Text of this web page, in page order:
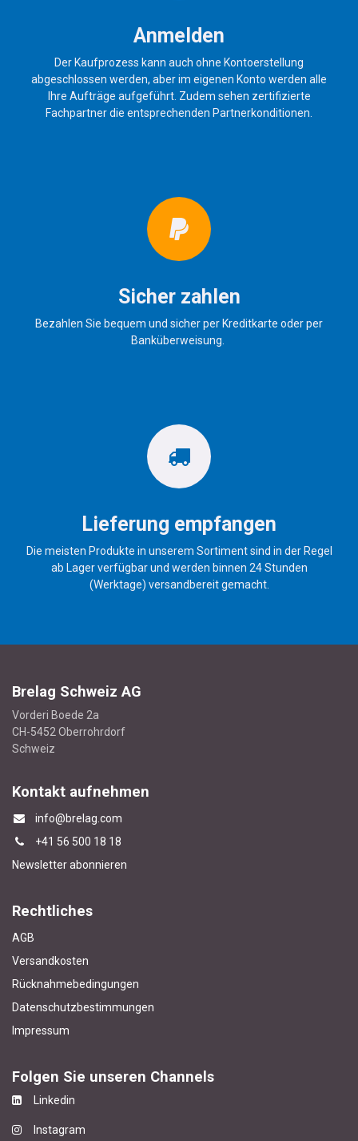
Anmelden
Der Kaufprozess kann auch ohne Kontoerstellung
abgeschlossen werden, aber im eigenen Konto werden alle
Ihre Aufträge aufgeführt. Zudem sehen zertifizierte
Fachpartner die entsprechenden Partnerkonditionen.
Sicher zahlen
Bezahlen Sie bequem und sicher per Kreditkarte oder per
Banküberweisung.
Lieferung empfangen
Die meisten Produkte in unserem Sortiment sind in der Regel
ab Lager verfügbar und werden binnen 24 Stunden
(Werktage) versandbereit gemacht.
Brelag Schweiz AG
Vorderi Boede 2a
CH-5452 Oberrohrdorf
Schweiz
Kontakt aufnehmen
info@brelag.com
+41 56 500 18 18
Newsletter abonnieren
Rechtliches
AGB
Versandkosten
Rücknahmebedingungen
Datenschutzbestimmungen
Impressum
Folgen Sie unseren Channels
Linkedin
Instagram